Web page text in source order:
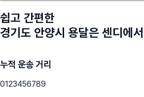
쉽고 간편한
경기도 안양시 용달은 센디에서
누적 운송 거리
0123456789